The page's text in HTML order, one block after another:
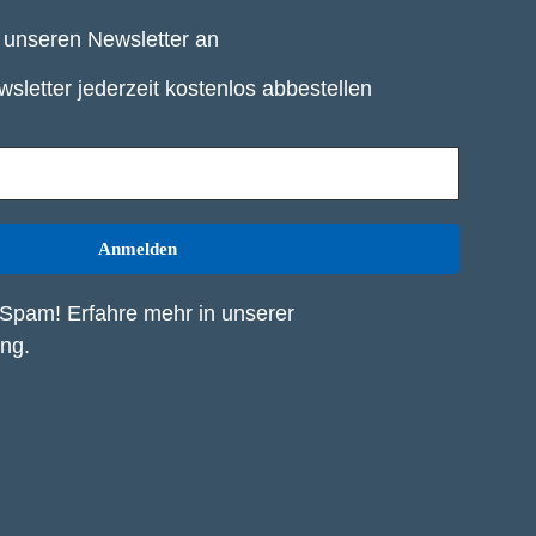
Newsletter an
jederzeit kostenlos abbestellen
Erfahre mehr in unserer
.